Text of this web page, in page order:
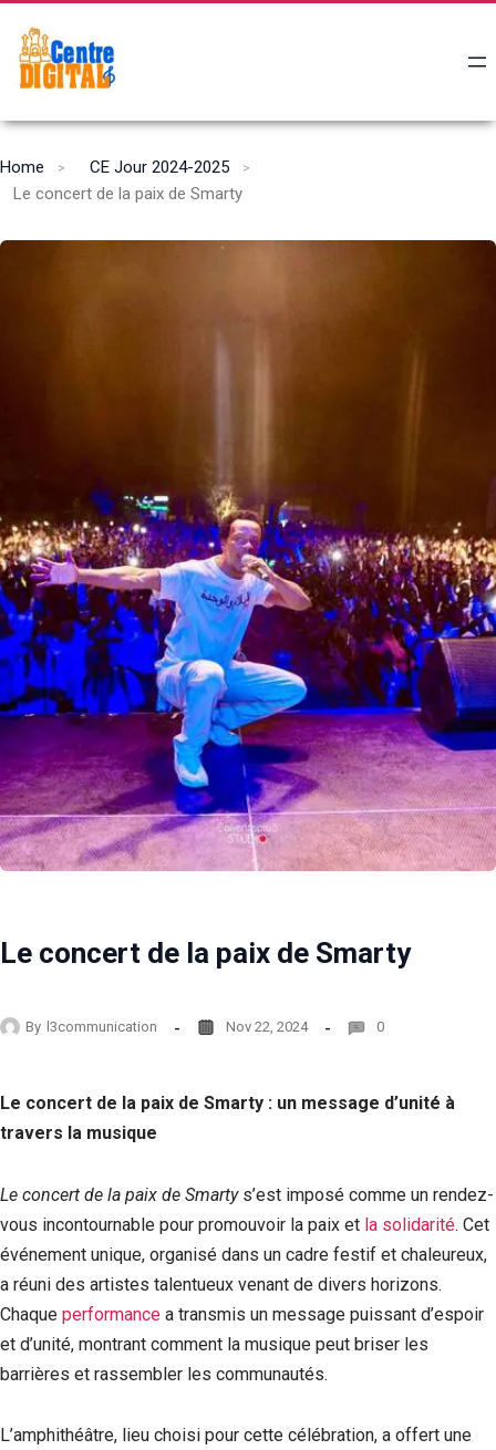
Home
CE Jour 2024-2025
Le concert de la paix de Smarty
Le concert de la paix de Smarty
By l3communication Nov 22, 2024 0
Le concert de la paix de Smarty : un message d’unité à
travers la musique
Le concert de la paix de Smartys’est imposé comme un rendez-
vous incontournable pour promouvoir la paix et la solidarité. Cet
événement unique, organisé dans un cadre festif et chaleureux,
a réuni des artistes talentueux venant de divers horizons.
Chaque performance a transmis un message puissant d’espoir
et d’unité, montrant comment la musique peut briser les
barrières et rassembler les communautés.
L’amphithéâtre, lieu choisi pour cette célébration, a offert une